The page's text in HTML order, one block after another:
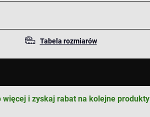
Tabela rozmiarów
więcej i zyskaj rabat na kolejne produkty